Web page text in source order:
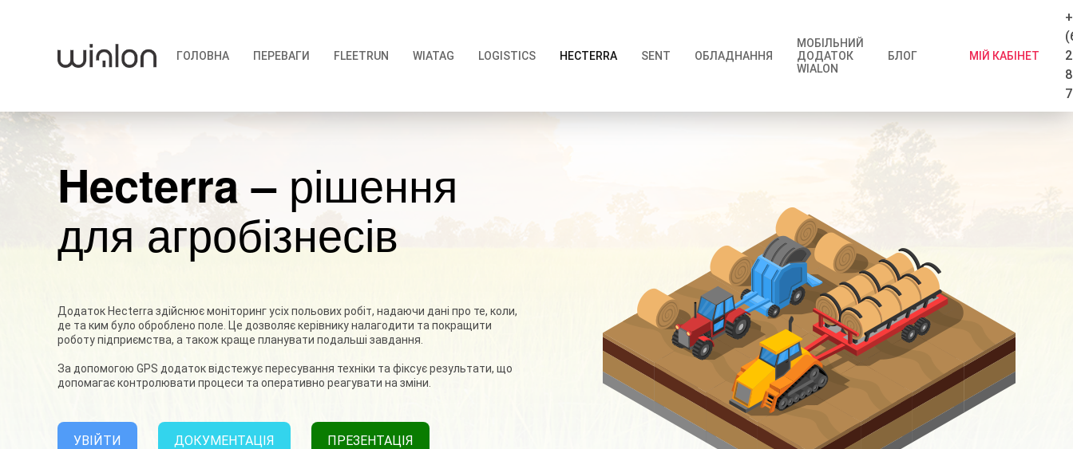
ГОЛОВНА ПЕРЕВАГИ FLEETRUN WIATAG LOGISTICS HECTERRA SENT ОБЛАДНАННЯ
МОБІЛЬНИЙ
ДОДАТОК
WIALON
БЛОГ МІЙ КАБІНЕТ
Hecterra – рішення
для агробізнесів
Додаток Hecterra здійснює моніторинг усіх польових робіт, надаючи дані про те, коли,
де та ким було оброблено поле. Це дозволяє керівнику налагодити та покращити
роботу підприємства, а також краще планувати подальші завдання.
За допомогою GPS додаток відстежує пересування техніки та фіксує результати, що
допомагає контролювати процеси та оперативно реагувати на зміни.
УВІЙТИ ДОКУМЕНТАЦІЯ ПРЕЗЕНТАЦІЯ